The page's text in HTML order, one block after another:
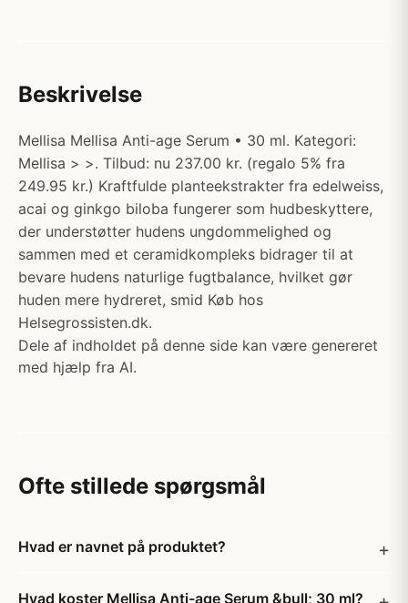
Beskrivelse
Mellisa Mellisa Anti-age Serum • 30 ml. Kategori:
Mellisa > >. Tilbud: nu 237.00 kr. (regalo 5% fra
249.95 kr.) Kraftfulde planteekstrakter fra edelweiss,
acai og ginkgo biloba fungerer som hudbeskyttere,
der understøtter hudens ungdommelighed og
sammen med et ceramidkompleks bidrager til at
bevare hudens naturlige fugtbalance, hvilket gør
huden mere hydreret, smid Køb hos
Helsegrossisten.dk.
Dele af indholdet på denne side kan være genereret
med hjælp fra AI.
Ofte stillede spørgsmål
Hvad er navnet på produktet?
Hvad koster Mellisa Anti-age Serum &bull; 30 ml?